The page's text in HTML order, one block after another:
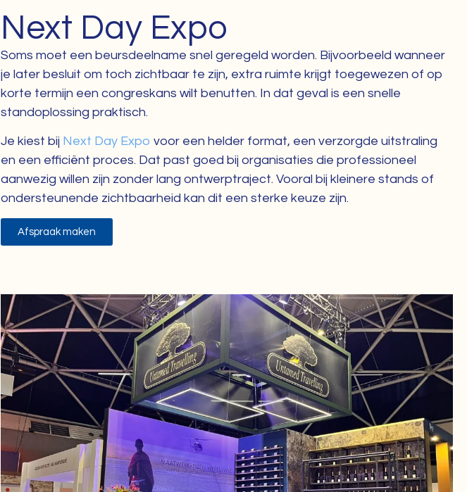
Next Day Expo
Soms moet een beursdeelname snel geregeld worden. Bijvoorbeeld wanneer
je later besluit om toch zichtbaar te zijn, extra ruimte krijgt toegewezen of op
korte termijn een congreskans wilt benutten. In dat geval is een snelle
standoplossing praktisch.
Je kiest bij Next Day Expo voor een helder format, een verzorgde uitstraling
en een efficiënt proces. Dat past goed bij organisaties die professioneel
aanwezig willen zijn zonder lang ontwerptraject. Vooral bij kleinere stands of
ondersteunende zichtbaarheid kan dit een sterke keuze zijn.
Afspraak maken